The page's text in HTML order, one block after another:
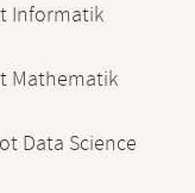
Informatik
Mathematik
Data Science